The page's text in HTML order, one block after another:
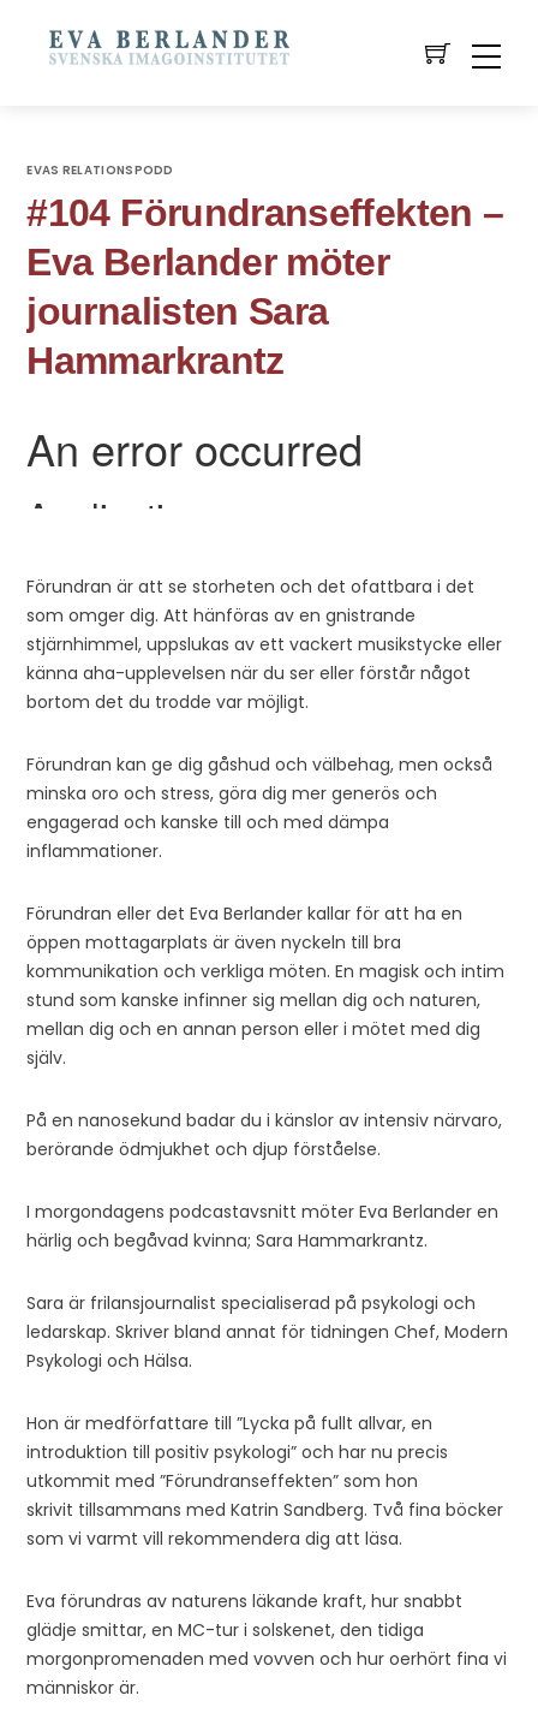
EVAS RELATIONSPODD
#104 Förundranseffekten –
Eva Berlander möter
journalisten Sara
Hammarkrantz
Förundran är att se storheten och det ofattbara i det
som omger dig. Att hänföras av en gnistrande
stjärnhimmel, uppslukas av ett vackert musikstycke eller
känna aha-upplevelsen när du ser eller förstår något
bortom det du trodde var möjligt.
Förundran kan ge dig gåshud och välbehag, men också
minska oro och stress, göra dig mer generös och
engagerad och kanske till och med dämpa
inflammationer.
Förundran eller det Eva Berlander kallar för att ha en
öppen mottagarplats är även nyckeln till bra
kommunikation och verkliga möten.En magisk och intim
stund som kanske infinner sig mellan dig och naturen,
mellan dig och en annan person eller i mötet med dig
själv.
På en nanosekund badar du i känslor av intensiv närvaro,
berörande ödmjukhet och djup förståelse.
I morgondagens podcastavsnitt möter Eva Berlander en
härlig och begåvad kvinna; Sara Hammarkrantz.
Sara är frilansjournalist specialiserad på psykologi och
ledarskap. Skriver bland annat för tidningen Chef, Modern
Psykologi och Hälsa.
Hon är medförfattare till ”Lycka på fullt allvar, en
introduktion till positiv psykologi” och har nu precis
utkommit med ”Förundranseffekten” som hon
skrivit tillsammans med Katrin Sandberg. Två fina böcker
som vi varmt vill rekommendera dig att läsa.
Eva förundras av naturens läkande kraft, hur snabbt
glädje smittar, en MC-tur i solskenet, den tidiga
morgonpromenaden med vovven och hur oerhört fina vi
människor är.